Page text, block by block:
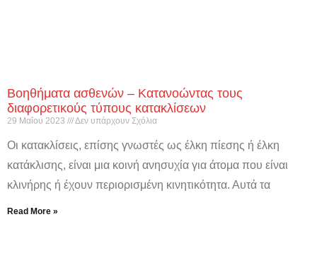
Βοηθήματα ασθενών – Κατανοώντας τους
διαφορετικούς τύπους κατακλίσεων
29 Μαΐου 2023 Δεν υπάρχουν Σχόλια
Οι κατακλίσεις, επίσης γνωστές ως έλκη πίεσης ή έλκη
κατάκλισης, είναι μια κοινή ανησυχία για άτομα που είναι
κλινήρης ή έχουν περιορισμένη κινητικότητα. Αυτά τα
Read More »